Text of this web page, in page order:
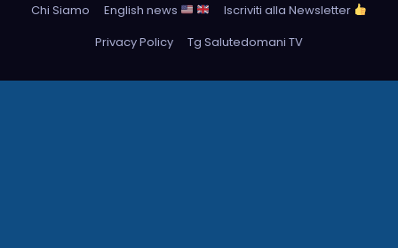
Chi Siamo
English news
Iscriviti alla Newsletter
Privacy Policy
Tg Salutedomani TV